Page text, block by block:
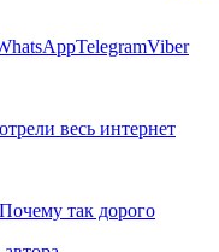
TelegramViber
весь интернет
так дорого